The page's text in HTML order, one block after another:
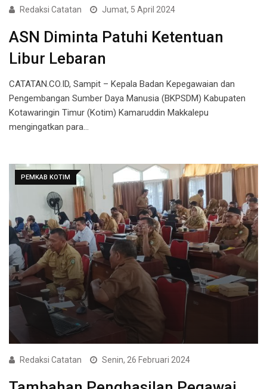
Redaksi Catatan Jumat, 5 April 2024
ASN Diminta Patuhi Ketentuan
Libur Lebaran
CATATAN.CO.ID, Sampit – Kepala Badan Kepegawaian dan
Pengembangan Sumber Daya Manusia (BKPSDM) Kabupaten
Kotawaringin Timur (Kotim) Kamaruddin Makkalepu
mengingatkan para…
PEMKAB KOTIM
Redaksi Catatan Senin, 26 Februari 2024